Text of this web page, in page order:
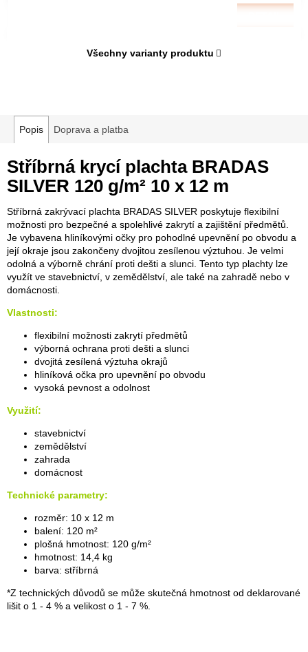
Všechny varianty produktu
Popis Doprava a platba
Stříbrná krycí plachta BRADAS
SILVER 120 g/m² 10 x 12 m
Stříbrná zakrývací plachta BRADAS SILVER poskytuje flexibilní
možnosti pro bezpečné a spolehlivé zakrytí a zajištění předmětů.
Je vybavena hliníkovými očky pro pohodlné upevnění po obvodu a
její okraje jsou zakončeny dvojitou zesílenou výztuhou. Je velmi
odolná a výborně chrání proti dešti a slunci. Tento typ plachty lze
využít ve stavebnictví, v zemědělství, ale také na zahradě nebo v
domácnosti.
Vlastnosti:
flexibilní možnosti zakrytí předmětů
výborná ochrana proti dešti a slunci
dvojitá zesílená výztuha okrajů
hliníková očka pro upevnění po obvodu
vysoká pevnost a odolnost
Využití:
stavebnictví
zemědělství
zahrada
domácnost
Technické parametry:
rozměr: 10 x 12 m
balení: 120 m²
plošná hmotnost: 120 g/m²
hmotnost: 14,4 kg
barva: stříbrná
*Z technických důvodů se může skutečná hmotnost od deklarované
lišit o 1 - 4 % a velikost o 1 - 7 %.